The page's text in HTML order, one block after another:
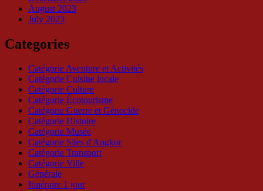
August 2023
July 2023
Categories
Catégorie Aventure et Activités
Catégorie Cuisine locale
Catégorie Culture
Catégorie Écotourisme
Catégorie Guerre et Génocide
Catégorie Histoire
Catégorie Musée
Catégorie Sites d'Angkor
Catégorie Transport
Catégorie Ville
Générale
Itinéraire 1 jour